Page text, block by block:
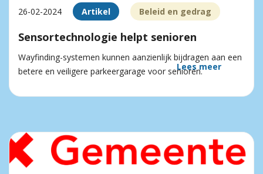
26-02-2024 Artikel Beleid en gedrag
Sensortechnologie helpt senioren
Wayfinding-systemen kunnen aanzienlijk bijdragen aan een
betere en veiligere parkeergarage voor senioren.
Lees meer